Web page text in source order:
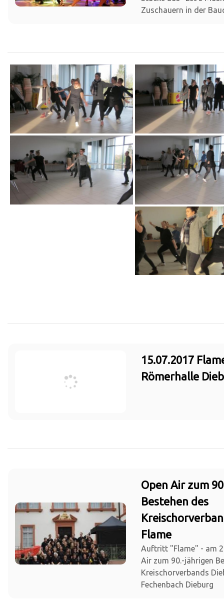
Zuschauern in der
15.07.2017
Römerhalle
Open Air zum
Bestehen des
Flame
Auftritt "Flame" - am
Air zum 90.-jährigen
Kreischorverbands
Fechenbach Dieburg